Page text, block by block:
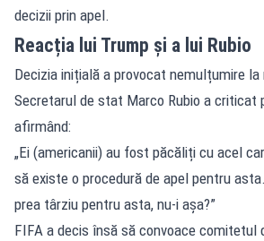
decizii prin apel.
Reacția lui Trump și a lui Rubio
Decizia inițială a provocat nemulțumire la
Secretarul de stat Marco Rubio a criticat
afirmând:
„Ei (americanii) au fost păcăliți cu acel
să existe o procedură de apel pentru
prea târziu pentru asta, nu-i așa?”
FIFA a decis însă să convoace comitetul